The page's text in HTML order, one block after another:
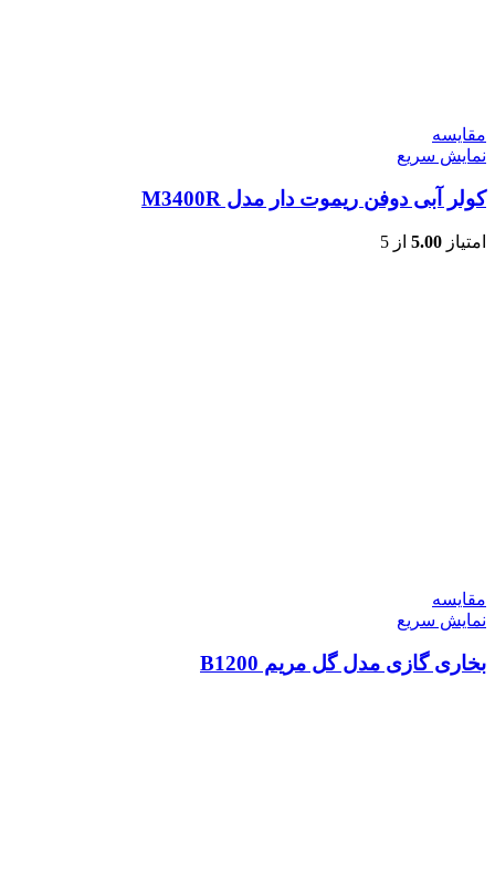
مقايسه
نمایش سریع
کولر آبی دوفن ریموت دار مدل M3400R
امتیاز 5.00 از 5
مقايسه
نمایش سریع
بخاری گازی مدل گل مریم B1200